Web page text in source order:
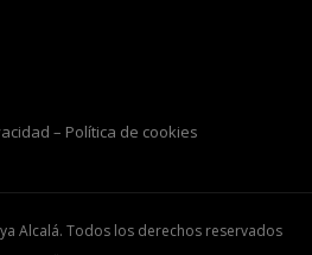
– Política de cookies
Alcalá. Todos los derechos reservados